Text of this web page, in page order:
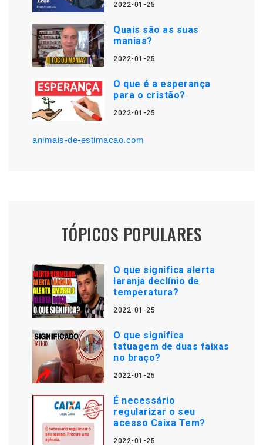
2022-01-25
Quais são as suas
manias?
2022-01-25
O que é a esperança
para o cristão?
2022-01-25
animais-de-estimacao.com
TÓPICOS POPULARES
O que significa alerta
laranja declínio de
temperatura?
2022-01-25
O que significa
tatuagem de duas faixas
no braço?
2022-01-25
É necessário
regularizar o seu
acesso Caixa Tem?
2022-01-25